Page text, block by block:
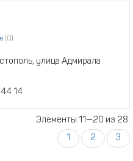
(0)
улица Адмирала
14
Элементы 11—20 из 28.
1
2 3